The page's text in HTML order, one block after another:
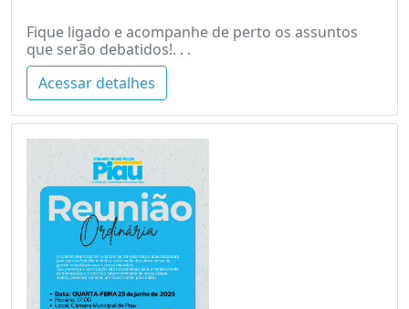
Fique ligado e acompanhe de perto os assuntos
que serão debatidos!. . .
Acessar detalhes